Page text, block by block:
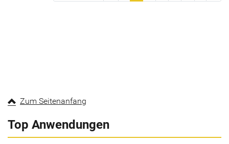
Zum Seitenanfang
Top Anwendungen